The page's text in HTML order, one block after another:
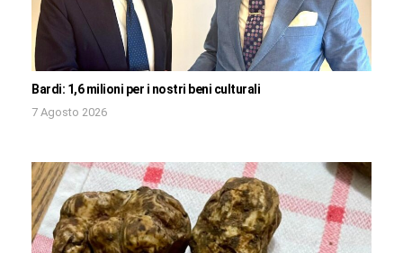
Bardi: 1,6 milioni per i nostri beni culturali
7 Agosto 2026